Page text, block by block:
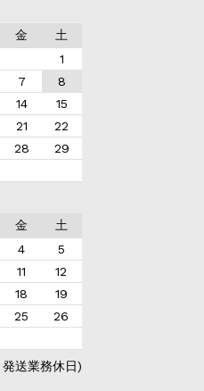
金
土
1
7
8
14
15
21
22
28
29
金
土
4
5
11
12
18
19
25
26
発送業務休日)